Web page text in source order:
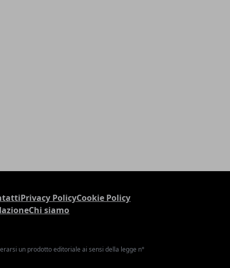
Privacy PolicyCookie Policy
Chi siamo
un prodotto editoriale ai sensi della legge n°